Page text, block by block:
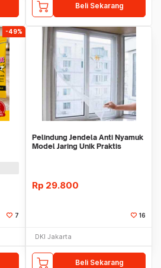
Beli Sekarang
-49%
7
Pelindung Jendela Anti Nyamuk
Model Jaring Unik Praktis
Rp 29.800
16
DKI Jakarta
Beli Sekarang